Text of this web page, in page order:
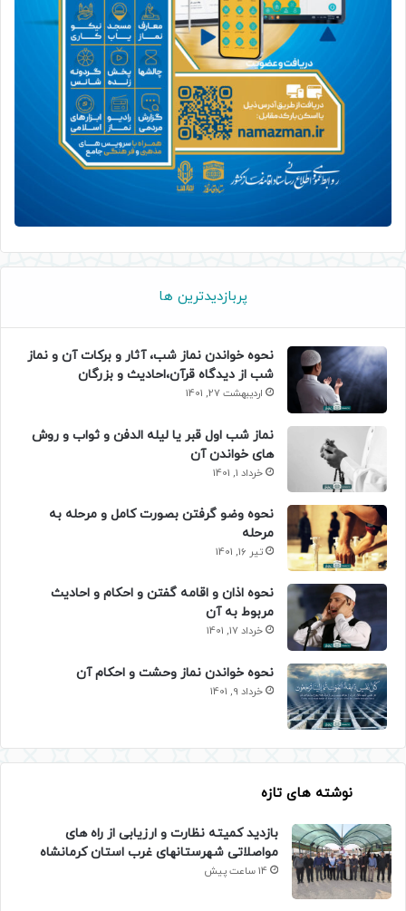
پربازدیدترین ها
نحوه خواندن نماز شب، آثار و برکات آن و نماز
شب از دیدگاه قرآن،احادیث و بزرگان
اردیبهشت 27, 1401
نماز شب اول قبر یا لیله الدفن و ثواب و روش
های خواندن آن
خرداد 1, 1401
نحوه وضو گرفتن بصورت کامل و مرحله به
مرحله
تیر 16, 1401
نحوه اذان و اقامه گفتن و احکام و احادیث
مربوط به آن
خرداد 17, 1401
نحوه خواندن نماز وحشت و احکام آن
خرداد 9, 1401
نوشته های تازه
بازدید کمیته نظارت و ارزیابی از راه های
مواصلاتی شهرستانهای غرب استان کرمانشاه
14 ساعت پیش